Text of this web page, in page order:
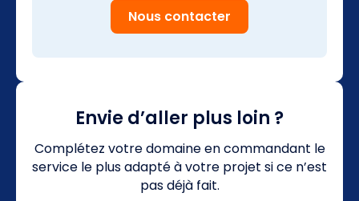
Nous contacter
Envie d’aller plus loin ?
Complétez votre domaine en commandant le
service le plus adapté à votre projet si ce n’est
pas déjà fait.